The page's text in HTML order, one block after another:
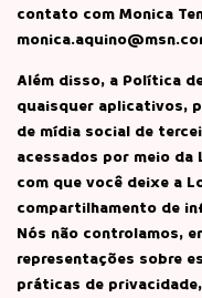
contato com Monica
Além disso, a Política
quaisquer aplicativos,
de mídia social de
acessados por meio da
com que você deixe a
compartilhamento de
Nós não controlamos,
representações sobre
práticas de